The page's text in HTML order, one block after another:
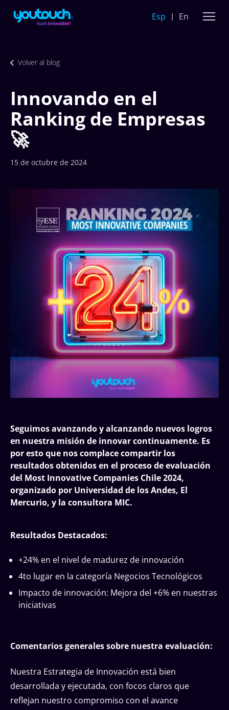
Esp En
Volver al blog
Innovando en el
Ranking de Empresas
🚀
15 de octubre de 2024
Seguimos avanzando y alcanzando nuevos logros
en nuestra misión de innovar continuamente. Es
por esto que nos complace compartir los
resultados obtenidos en el proceso de evaluación
del Most Innovative Companies Chile 2024,
organizado por Universidad de los Andes, El
Mercurio, y la consultora MIC.
Resultados Destacados:
+24% en el nivel de madurez de innovación
4to lugar en la categoría Negocios Tecnológicos
Impacto de innovación: Mejora del +6% en nuestras
iniciativas
Comentarios generales sobre nuestra evaluación:
Nuestra Estrategia de Innovación está bien
desarrollada y ejecutada, con focos claros que
reflejan nuestro compromiso con el avance